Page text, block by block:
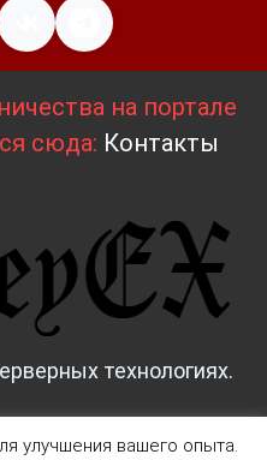
на портале
сюда: Контакты
технологиях.
изайн и верстка:AndreyEx
улучшения вашего опыта.